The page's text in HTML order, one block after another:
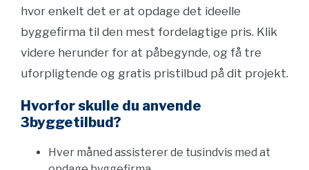
hvor enkelt det er at opdage det ideelle
byggefirma til den mest fordelagtige pris. Klik
videre herunder for at påbegynde, og få tre
uforpligtende og gratis pristilbud på dit projekt.
Hvorfor skulle du anvende
3byggetilbud?
Hver måned assisterer de tusindvis med at